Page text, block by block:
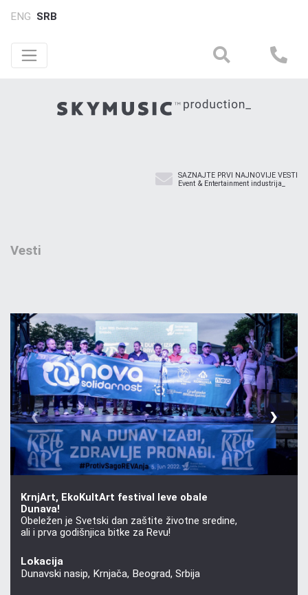
ENG SRB
SAZNAJTE PRVI NAJNOVIJE VESTI
Event & Entertainment industrija_
Vesti
‹ ›
KrnjArt, EkoKultArt festival leve obale
Dunava!
Obeležen je Svetski dan zaštite životne sredine,
ali i prva godišnjica bitke za Revu!
Lokacija
Dunavski nasip, Krnjača, Beograd, Srbija